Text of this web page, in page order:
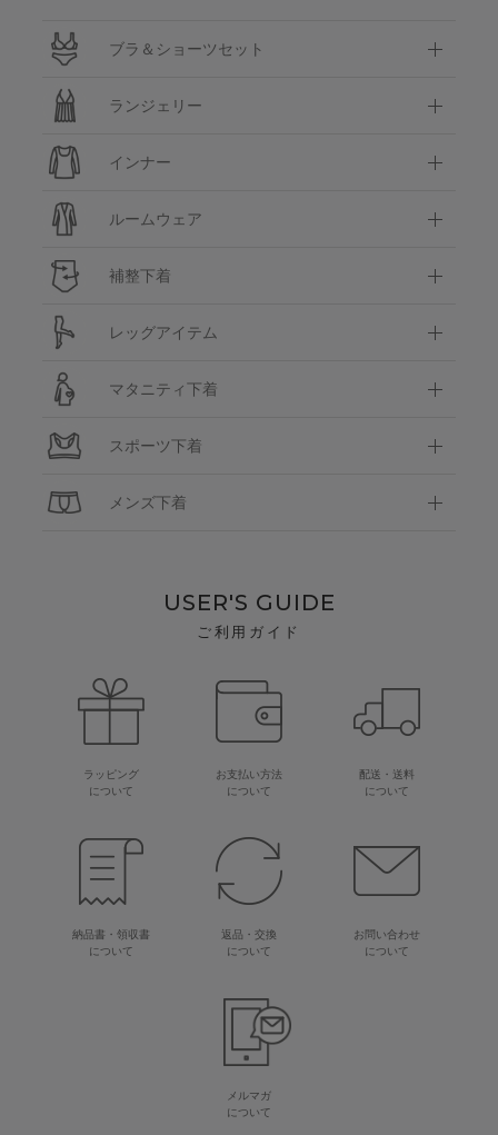
ブラ＆ショーツセット
ランジェリー
インナー
ルームウェア
補整下着
レッグアイテム
マタニティ下着
スポーツ下着
メンズ下着
USER'S GUIDE
ご利用ガイド
ラッピング
について
お支払い方法
について
配送・送料
について
納品書・領収書
について
返品・交換
について
お問い合わせ
について
メルマガ
について